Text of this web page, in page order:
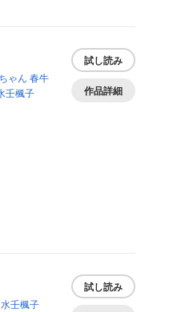
ゃん 春牛
壬楓子
試し読み
作品詳細
水壬楓子
試し読み